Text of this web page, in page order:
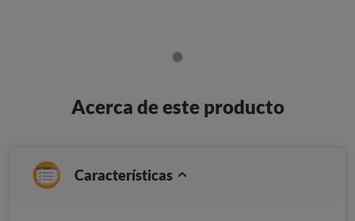
Acerca de este producto
Características